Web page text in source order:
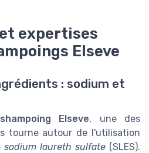
expertises
Elseve
: sodium et
shampoing Elseve, une des
tourne autour de l'utilisation
sodium laureth sulfate (SLES).